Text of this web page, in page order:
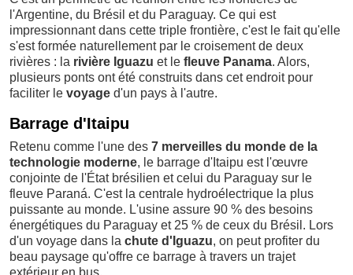
l'Argentine, du Brésil et du Paraguay. Ce qui est
impressionnant dans cette triple frontière, c'est le fait qu'elle
s'est formée naturellement par le croisement de deux
rivières : la rivière Iguazu et le fleuve Panama. Alors,
plusieurs ponts ont été construits dans cet endroit pour
faciliter le voyage d'un pays à l'autre.
Barrage d'Itaipu
Retenu comme l'une des 7 merveilles du monde de la
technologie moderne, le barrage d'Itaipu est l'œuvre
conjointe de l'État brésilien et celui du Paraguay sur le
fleuve Paraná. C'est la centrale hydroélectrique la plus
puissante au monde. L'usine assure 90 % des besoins
énergétiques du Paraguay et 25 % de ceux du Brésil. Lors
d'un voyage dans la chute d'Iguazu, on peut profiter du
beau paysage qu'offre ce barrage à travers un trajet
extérieur en bus.